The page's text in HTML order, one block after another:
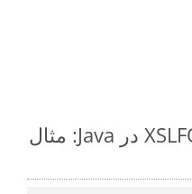
نحوه تبدیل XSLFO to DOTX در Java: مثال